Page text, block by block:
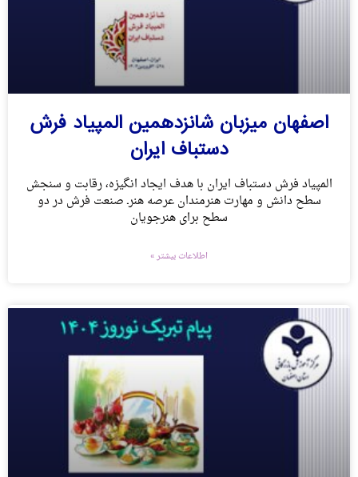
اصفهان میزبان شانزدهمین المپیاد فرش
دستباف ایران
المپياد فرش دستباف ایران با هدف ایجاد انگيزه، رقابت و سنجش
سطح دانش و مهارت هنرمندان عرصه هنرـ صنعت فرش در دو
سطح برای هنرجویان
اطلاعات بیشتر »